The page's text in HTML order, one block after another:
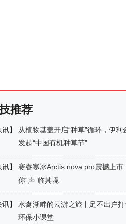
推荐
讯】
从植物基盖开启“种草”循环，伊利
发起“中国有机种草节”
讯】
赛睿寒冰Arctis nova pro震撼上市
你“声”临其境
讯】
水禽湖畔的云游之旅丨足不出户
环保小课堂